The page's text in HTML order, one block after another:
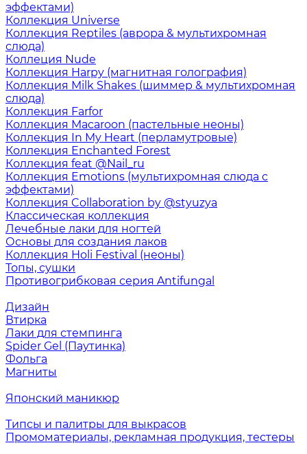
эффектами)
Коллекция Universe
Коллекция Reptiles (аврора & мультихромная
слюда)
Коллеция Nude
Коллекция Harpy (магнитная голография)
Коллекция Milk Shakes (шиммер & мультихромная
слюда)
Коллекция Farfor
Коллекция Macaroon (пастельные неоны)
Коллекция In My Heart (перламутровые)
Коллекция Enchanted Forest
Коллекция feat @Nail_ru
Коллекция Emotions (мультихромная слюда с
эффектами)
Коллекция Collaboration by @styuzya
Классическая коллекция
Лечебные лаки для ногтей
Основы для создания лаков
Коллекция Holi Festival (неоны)
Топы, сушки
Противогрибковая серия Antifungal
Дизайн
Втирка
Лаки для стемпинга
Spider Gel (Паутинка)
Фольга
Магниты
Японский маникюр
Типсы и палитры для выкрасов
Промоматериалы, рекламная продукция, тестеры